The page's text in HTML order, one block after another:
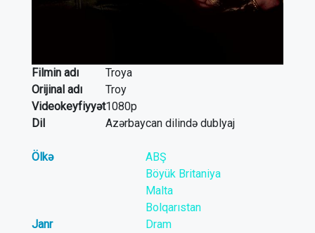
Filmin adı
Troya
Orijinal adı
Troy
Videokeyfiyyət1080p
Dil
Azərbaycan dilində dublyaj
Ölkə
ABŞ
Böyük Britaniya
Malta
Bolqarıstan
Janr
Dram